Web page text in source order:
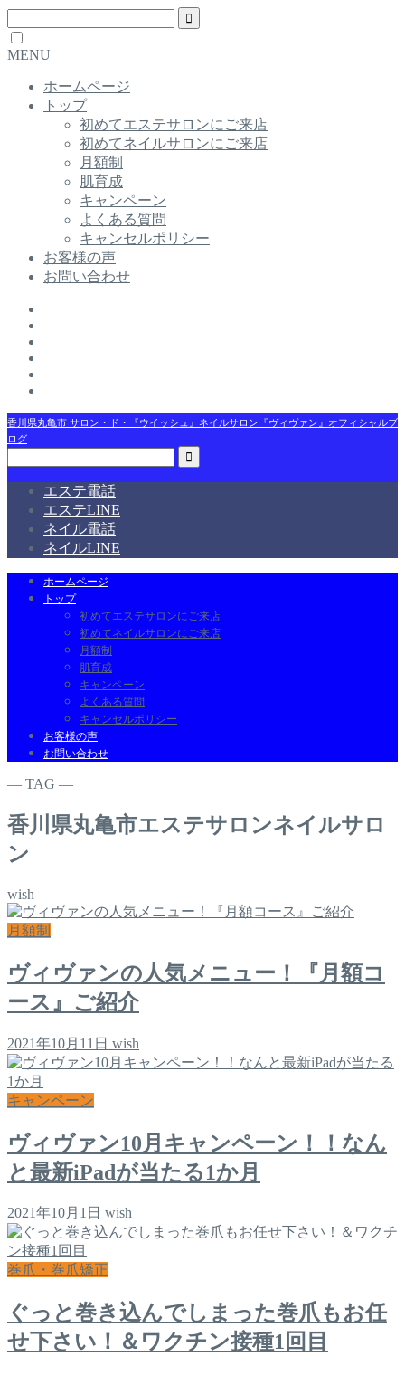
MENU
ホームページ
トップ
初めてエステサロンにご来店
初めてネイルサロンにご来店
月額制
肌育成
キャンペーン
よくある質問
キャンセルポリシー
お客様の声
お問い合わせ
香川県丸亀市 サロン・ド・『ウイッシュ』ネイルサロン『ヴィヴァン』オフィシャルブ
ログ
エステ電話
エステLINE
ネイル電話
ネイルLINE
ホームページ
トップ
初めてエステサロンにご来店
初めてネイルサロンにご来店
月額制
肌育成
キャンペーン
よくある質問
キャンセルポリシー
お客様の声
お問い合わせ
― TAG ―
香川県丸亀市エステサロンネイルサロ
ン
wish
月額制
ヴィヴァンの人気メニュー！『月額コ
ース』ご紹介
2021年10月11日 wish
キャンペーン
ヴィヴァン10月キャンペーン！！なん
と最新iPadが当たる1か月
2021年10月1日 wish
巻爪・巻爪矯正
ぐっと巻き込んでしまった巻爪もお任
せ下さい！＆ワクチン接種1回目